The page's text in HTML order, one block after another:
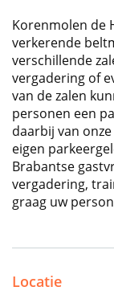
Korenmolen de
verkerende
verschillende
vergadering of
van de zalen
personen een
daarbij van
eigen
Brabantse
vergadering,
graag uw
Locatie